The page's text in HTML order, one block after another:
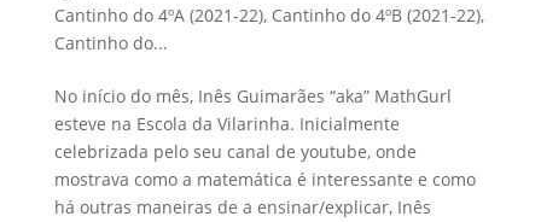
Cantinho do 4ºA (2021-22), Cantinho do 4ºB (2021-22),
Cantinho do...
No início do mês, Inês Guimarães “aka” MathGurl
esteve na Escola da Vilarinha. Inicialmente
celebrizada pelo seu canal de youtube, onde
mostrava como a matemática é interessante e como
há outras maneiras de a ensinar/explicar, Inês